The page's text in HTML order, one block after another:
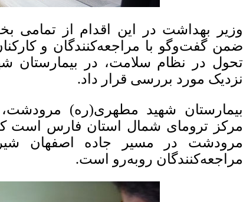
وزیر بهداشت در این اقدام از تمامی
ضمن گفت‌و‌گو با مراجعه‌کنندگان و
تحول در نظام سلامت، در بیمارستان
نزدیک مورد بررسی قرار داد.
بیمارستان شهید مطهری(ره) مرودشت،
مرکز ترومای شمال استان فارس است
مرودشت در مسیر جاده اصفهان
مراجعه‌کنندگان روبه‌رو است.